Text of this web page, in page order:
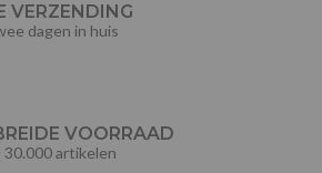
VERZENDING
dagen in huis
VOORRAAD
30.000 artikelen